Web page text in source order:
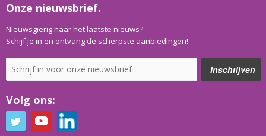
Onze nieuwsbrief.
Nieuwsgierig naar het laatste nieuws?
Schijf je in en ontvang de scherpste aanbiedingen!
Volg ons: